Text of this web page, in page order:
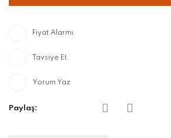
Fiyat Alarmı
Tavsiye Et
Yorum Yaz
Paylaş: